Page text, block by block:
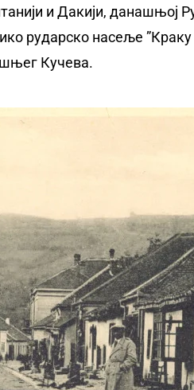
и Дакији, данашњој
рударско насеље
Кучева.